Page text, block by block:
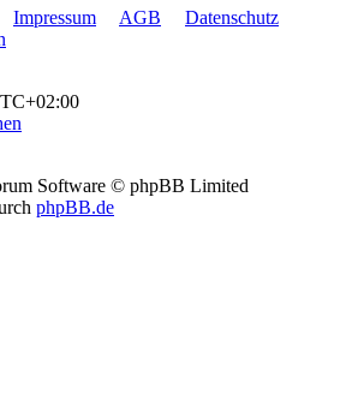
Impressum AGB
Datenschutz
Software © phpBB Limited
phpBB.de